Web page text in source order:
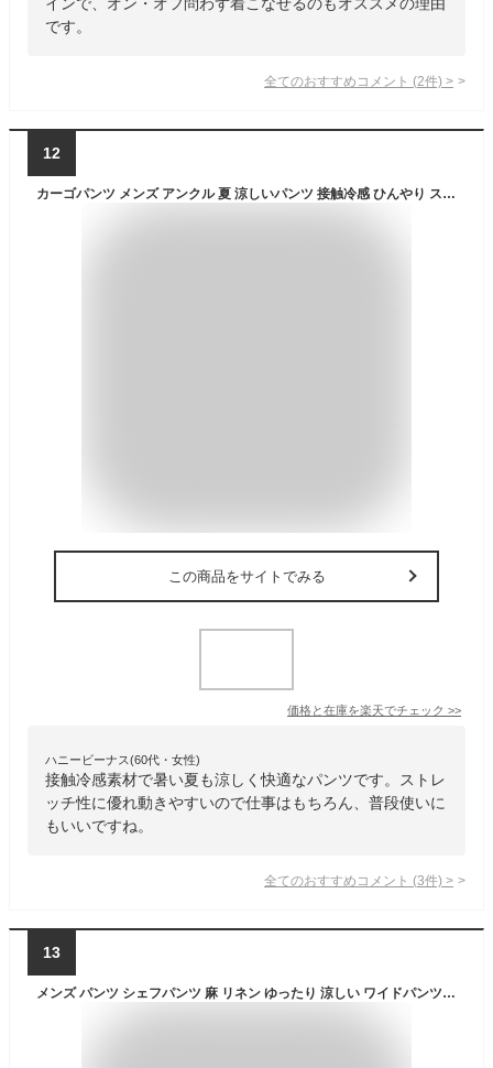
です。
全てのおすすめコメント (2件) >
12
カーゴパンツ メンズ アンクル 夏 涼しいパンツ 接触冷感 ひんやり ストレッチ イージーパンツ スリム カーゴ アンクルパンツ 軽量 春夏 ゴムウエスト 総柄 迷彩柄 バンダナ ペイズリー カモフラ M L LL XL 大きいサイズ 全8色 5210-6310 父の日 ギフト
この商品をサイトでみる
価格と在庫を楽天でチェック >>
ハニービーナス(60代・女性)
接触冷感素材で暑い夏も涼しく快適なパンツです。ストレ
ッチ性に優れ動きやすいので仕事はもちろん、普段使いに
もいいですね。
全てのおすすめコメント (3件) >
13
メンズ パンツ シェフパンツ 麻 リネン ゆったり 涼しい ワイドパンツ ゴムウエスト テーパードパンツ 夏 ウエストゴム イージーパンツ テーパード パンツ全12色 NEP-59 ジェネレス 父の日 ギフト